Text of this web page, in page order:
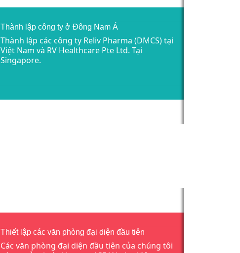
Thành lập công ty ở Đông Nam Á
Thành lập các công ty Reliv Pharma (DMCS) tại
Việt Nam và RV Healthcare Pte Ltd. Tại
Singapore.
Thiết lập các văn phòng đại diện đầu tiên
Các văn phòng đại diện đầu tiên của chúng tôi